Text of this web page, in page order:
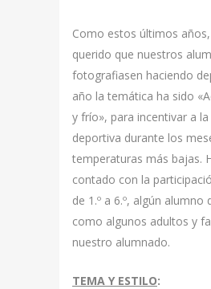
Como estos últimos
querido que nuestros
fotografiasen haciendo
año la temática ha sido
y frío», para incentivar a
deportiva durante los
temperaturas más bajas.
contado con la
de 1.º a 6.º, algún alumno
como algunos adultos y
nuestro alumnado.
TEMA Y ESTILO: